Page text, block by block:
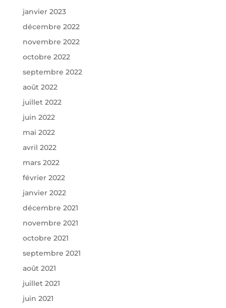
janvier 2023
décembre 2022
novembre 2022
octobre 2022
septembre 2022
août 2022
juillet 2022
juin 2022
mai 2022
avril 2022
mars 2022
février 2022
janvier 2022
décembre 2021
novembre 2021
octobre 2021
septembre 2021
août 2021
juillet 2021
juin 2021